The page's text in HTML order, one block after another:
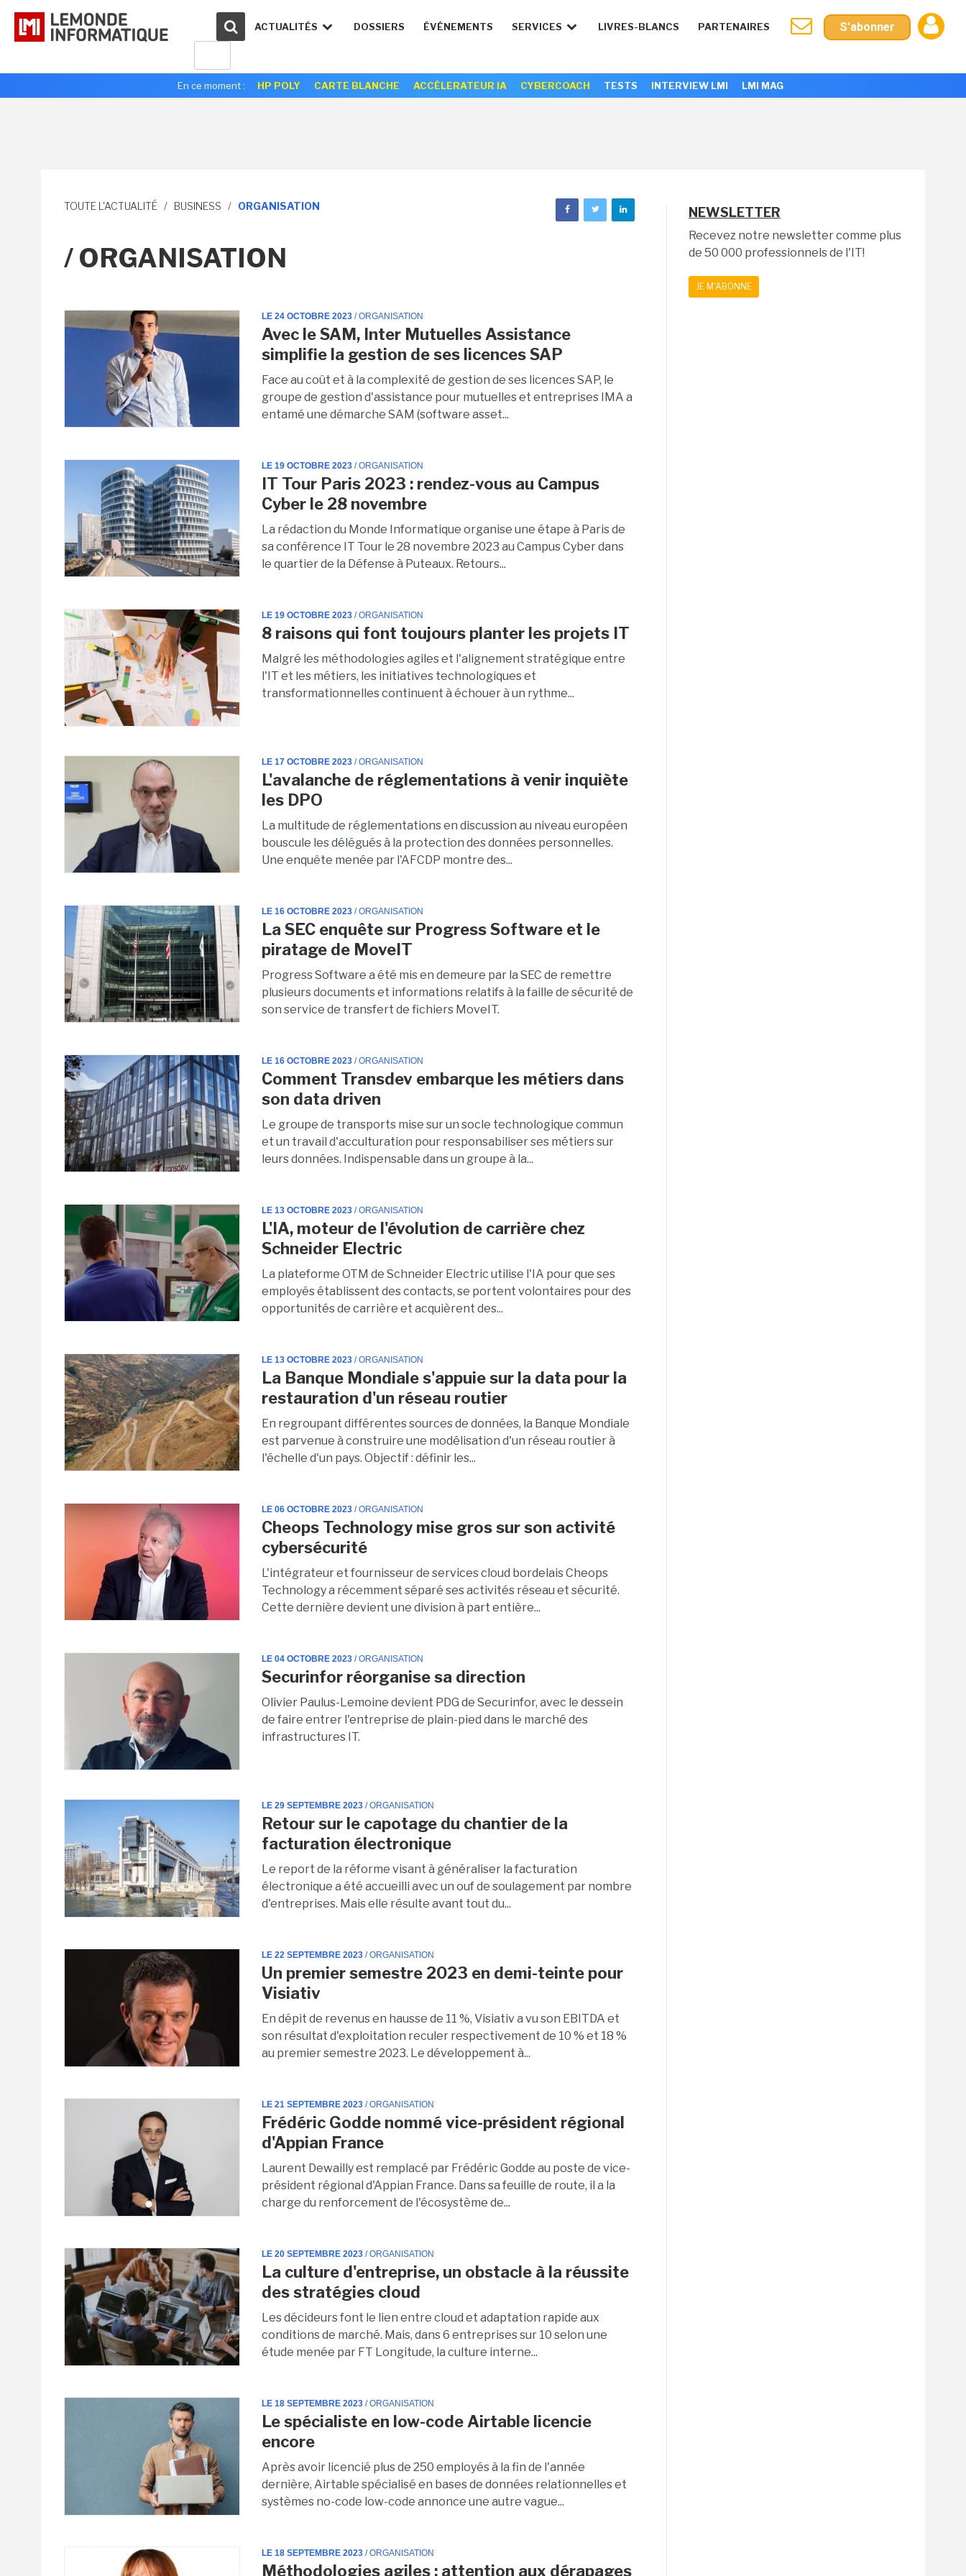
ACTUALITÉS DOSSIERS ÉVÉNEMENTS SERVICES LIVRES-BLANCS PARTENAIRES S'abonner
En ce moment : HP POLY CARTE BLANCHE ACCÉLERATEUR IA CYBERCOACH TESTS INTERVIEW LMI LMI MAG
TOUTE L'ACTUALITÉ / BUSINESS / ORGANISATION
/ ORGANISATION
LE 24 OCTOBRE 2023 / ORGANISATION
Avec le SAM, Inter Mutuelles Assistance
simplifie la gestion de ses licences SAP
Face au coût et à la complexité de gestion de ses licences SAP, le
groupe de gestion d'assistance pour mutuelles et entreprises IMA a
entamé une démarche SAM (software asset...
LE 19 OCTOBRE 2023 / ORGANISATION
IT Tour Paris 2023 : rendez-vous au Campus
Cyber le 28 novembre
La rédaction du Monde Informatique organise une étape à Paris de
sa conférence IT Tour le 28 novembre 2023 au Campus Cyber dans
le quartier de la Défense à Puteaux. Retours...
LE 19 OCTOBRE 2023 / ORGANISATION
8 raisons qui font toujours planter les projets IT
Malgré les méthodologies agiles et l'alignement stratégique entre
l'IT et les métiers, les initiatives technologiques et
transformationnelles continuent à échouer à un rythme...
LE 17 OCTOBRE 2023 / ORGANISATION
L'avalanche de réglementations à venir inquiète
les DPO
La multitude de réglementations en discussion au niveau européen
bouscule les délégués à la protection des données personnelles.
Une enquête menée par l'AFCDP montre des...
LE 16 OCTOBRE 2023 / ORGANISATION
La SEC enquête sur Progress Software et le
piratage de MoveIT
Progress Software a été mis en demeure par la SEC de remettre
plusieurs documents et informations relatifs à la faille de sécurité de
son service de transfert de fichiers MoveIT.
LE 16 OCTOBRE 2023 / ORGANISATION
Comment Transdev embarque les métiers dans
son data driven
Le groupe de transports mise sur un socle technologique commun
et un travail d'acculturation pour responsabiliser ses métiers sur
leurs données. Indispensable dans un groupe à la...
LE 13 OCTOBRE 2023 / ORGANISATION
L'IA, moteur de l'évolution de carrière chez
Schneider Electric
La plateforme OTM de Schneider Electric utilise l'IA pour que ses
employés établissent des contacts, se portent volontaires pour des
opportunités de carrière et acquièrent des...
LE 13 OCTOBRE 2023 / ORGANISATION
La Banque Mondiale s'appuie sur la data pour la
restauration d'un réseau routier
En regroupant différentes sources de données, la Banque Mondiale
est parvenue à construire une modélisation d'un réseau routier à
l'échelle d'un pays. Objectif : définir les...
LE 06 OCTOBRE 2023 / ORGANISATION
Cheops Technology mise gros sur son activité
cybersécurité
L'intégrateur et fournisseur de services cloud bordelais Cheops
Technology a récemment séparé ses activités réseau et sécurité.
Cette dernière devient une division à part entière...
LE 04 OCTOBRE 2023 / ORGANISATION
Securinfor réorganise sa direction
Olivier Paulus-Lemoine devient PDG de Securinfor, avec le dessein
de faire entrer l'entreprise de plain-pied dans le marché des
infrastructures IT.
LE 29 SEPTEMBRE 2023 / ORGANISATION
Retour sur le capotage du chantier de la
facturation électronique
Le report de la réforme visant à généraliser la facturation
électronique a été accueilli avec un ouf de soulagement par nombre
d'entreprises. Mais elle résulte avant tout du...
LE 22 SEPTEMBRE 2023 / ORGANISATION
Un premier semestre 2023 en demi-teinte pour
Visiativ
En dépit de revenus en hausse de 11 %, Visiativ a vu son EBITDA et
son résultat d'exploitation reculer respectivement de 10 % et 18 %
au premier semestre 2023. Le développement à...
LE 21 SEPTEMBRE 2023 / ORGANISATION
Frédéric Godde nommé vice-président régional
d'Appian France
Laurent Dewailly est remplacé par Frédéric Godde au poste de vice-
président régional d'Appian France. Dans sa feuille de route, il a la
charge du renforcement de l'écosystème de...
LE 20 SEPTEMBRE 2023 / ORGANISATION
La culture d'entreprise, un obstacle à la réussite
des stratégies cloud
Les décideurs font le lien entre cloud et adaptation rapide aux
conditions de marché. Mais, dans 6 entreprises sur 10 selon une
étude menée par FT Longitude, la culture interne...
LE 18 SEPTEMBRE 2023 / ORGANISATION
Le spécialiste en low-code Airtable licencie
encore
Après avoir licencié plus de 250 employés à la fin de l'année
dernière, Airtable spécialisé en bases de données relationnelles et
systèmes no-code low-code annonce une autre vague...
LE 18 SEPTEMBRE 2023 / ORGANISATION
Méthodologies agiles : attention aux dérapages
NEWSLETTER
Recevez notre newsletter comme plus
de 50 000 professionnels de l'IT!
JE M'ABONNE